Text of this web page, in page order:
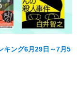
キング6月29日～7月5